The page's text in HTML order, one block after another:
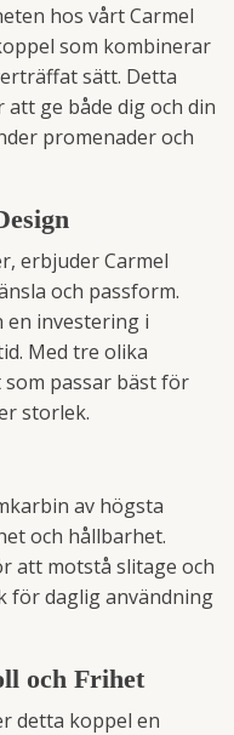
hos vårt Carmel
som kombinerar
sätt. Detta
ge både dig och din
promenader och
erbjuder Carmel
och passform.
en investering i
Med tre olika
passar bäst för
storlek.
av högsta
och hållbarhet.
att motstå slitage och
för daglig användning
och Frihet
detta koppel en